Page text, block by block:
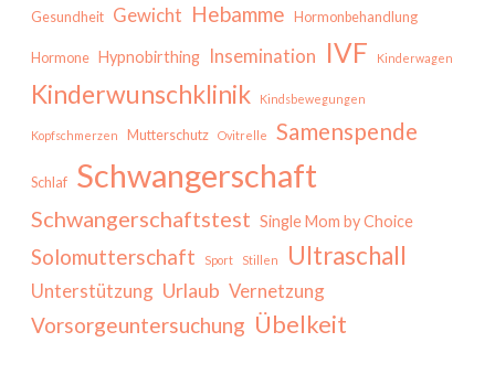
Gesundheit Gewicht Hebamme Hormonbehandlung
Hormone Hypnobirthing Insemination IVF Kinderwagen
Kinderwunschklinik Kindsbewegungen
Kopfschmerzen Mutterschutz Ovitrelle Samenspende
Schlaf Schwangerschaft
Schwangerschaftstest Single Mom by Choice
Solomutterschaft Sport Stillen Ultraschall
Unterstützung Urlaub Vernetzung
Vorsorgeuntersuchung Übelkeit